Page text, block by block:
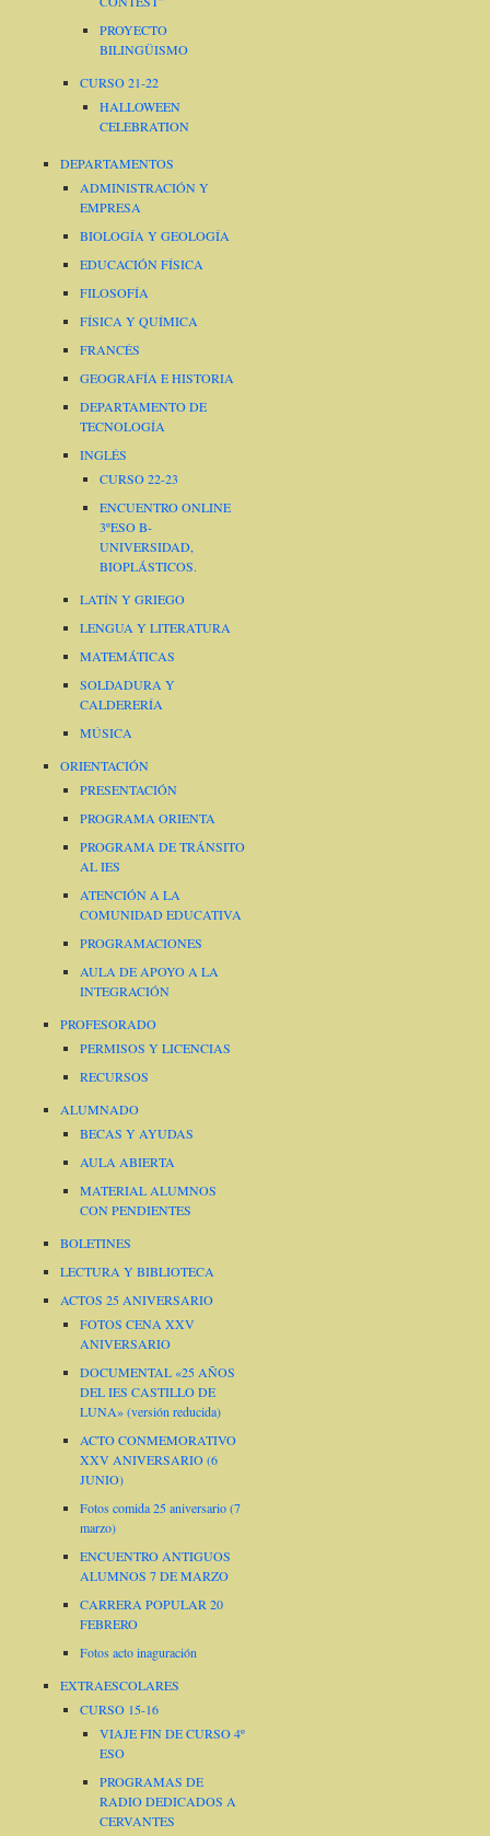
PROYECTO
BILINGÜISMO
CURSO 21-22
HALLOWEEN
CELEBRATION
DEPARTAMENTOS
ADMINISTRACIÓN Y
EMPRESA
BIOLOGÍA Y GEOLOGÍA
EDUCACIÓN FÍSICA
FILOSOFÍA
FÍSICA Y QUÍMICA
FRANCÉS
GEOGRAFÍA E HISTORIA
DEPARTAMENTO DE
TECNOLOGÍA
INGLÉS
CURSO 22-23
ENCUENTRO ONLINE
3ºESO B-
UNIVERSIDAD,
BIOPLÁSTICOS.
LATÍN Y GRIEGO
LENGUA Y LITERATURA
MATEMÁTICAS
SOLDADURA Y
CALDERERÍA
MÚSICA
ORIENTACIÓN
PRESENTACIÓN
PROGRAMA ORIENTA
PROGRAMA DE TRÁNSITO
AL IES
ATENCIÓN A LA
COMUNIDAD EDUCATIVA
PROGRAMACIONES
AULA DE APOYO A LA
INTEGRACIÓN
PROFESORADO
PERMISOS Y LICENCIAS
RECURSOS
ALUMNADO
BECAS Y AYUDAS
AULA ABIERTA
MATERIAL ALUMNOS
CON PENDIENTES
BOLETINES
LECTURA Y BIBLIOTECA
ACTOS 25 ANIVERSARIO
FOTOS CENA XXV
ANIVERSARIO
DOCUMENTAL «25 AÑOS
DEL IES CASTILLO DE
LUNA» (versión reducida)
ACTO CONMEMORATIVO
XXV ANIVERSARIO (6
JUNIO)
Fotos comida 25 aniversario (7
marzo)
ENCUENTRO ANTIGUOS
ALUMNOS 7 DE MARZO
CARRERA POPULAR 20
FEBRERO
Fotos acto inaguración
EXTRAESCOLARES
CURSO 15-16
VIAJE FIN DE CURSO 4º
ESO
PROGRAMAS DE
RADIO DEDICADOS A
CERVANTES